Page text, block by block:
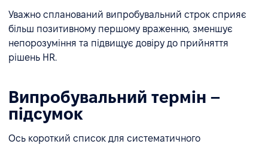
Уважно спланований випробувальний строк сприяє
більш позитивному першому враженню, зменшує
непорозуміння та підвищує довіру до прийняття
рішень HR.
Випробувальний термін –
підсумок
Ось короткий список для систематичного